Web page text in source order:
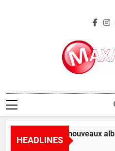
HEADLINES
L’aperçu des nouveaux
3 Hours Ago